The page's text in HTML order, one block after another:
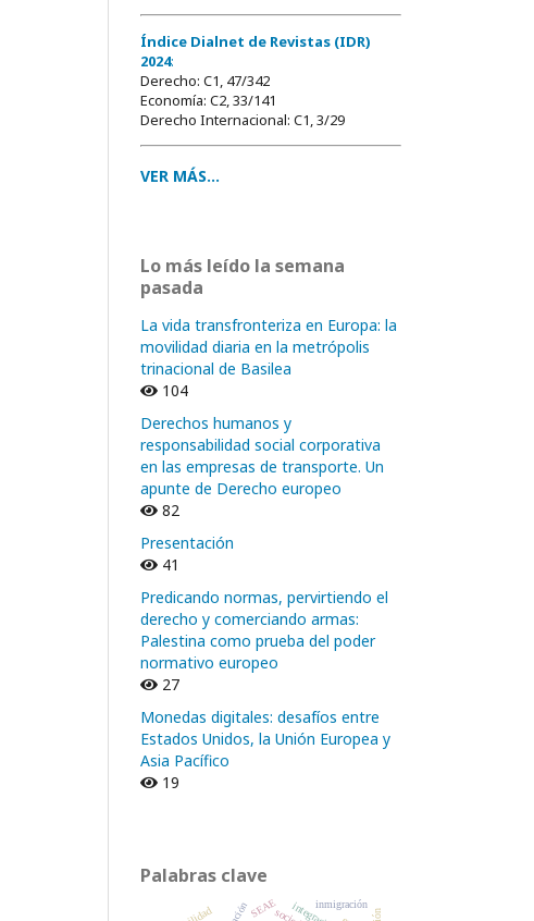
Índice Dialnet de Revistas (IDR)
2024:
Derecho: C1, 47/342
Economía: C2, 33/141
Derecho Internacional: C1, 3/29
VER MÁS...
Lo más leído la semana
pasada
La vida transfronteriza en Europa: la
movilidad diaria en la metrópolis
trinacional de Basilea
104
Derechos humanos y
responsabilidad social corporativa
en las empresas de transporte. Un
apunte de Derecho europeo
82
Presentación
41
Predicando normas, pervirtiendo el
derecho y comerciando armas:
Palestina como prueba del poder
normativo europeo
27
Monedas digitales: desafíos entre
Estados Unidos, la Unión Europea y
Asia Pacífico
19
Palabras clave
inmigración
SEAE